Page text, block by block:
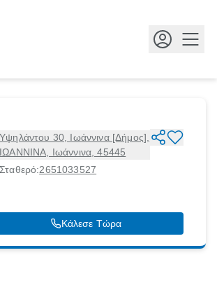
Υψηλάντου 30, Ιωάννινα [Δήμος],
ΙΩΑΝΝΙΝΑ, Ιωάννινα, 45445
Σταθερό:2651033527
Κάλεσε Τώρα